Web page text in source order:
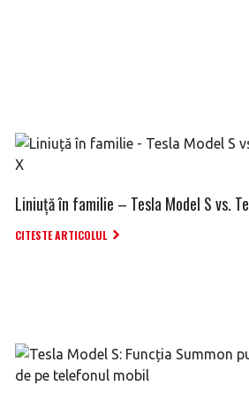
Liniuță în familie – Tesla Model S vs.
CITESTE ARTICOLUL